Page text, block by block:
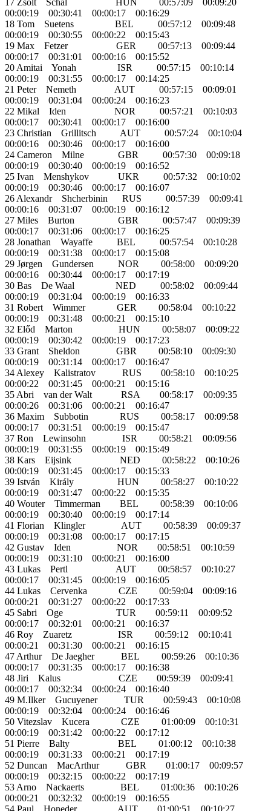
00:00:19 00:30:41 00:00:17 00:16:29
18 Tom Suetens BEL 00:57:12 00:09:48
00:00:19 00:30:55 00:00:22 00:15:43
19 Max Fetzer GER 00:57:13 00:09:44
00:00:17 00:31:01 00:00:16 00:15:52
20 Amitai Yonah ISR 00:57:15 00:10:14
00:00:19 00:31:55 00:00:17 00:14:25
21 Peter Nemeth AUT 00:57:15 00:09:01
00:00:19 00:31:04 00:00:24 00:16:23
22 Mikal Iden NOR 00:57:21 00:10:03
00:00:17 00:30:41 00:00:17 00:16:00
23 Christian Grillitsch AUT 00:57:24 00:10:04
00:00:16 00:30:46 00:00:17 00:16:00
24 Cameron Milne GBR 00:57:30 00:09:18
00:00:19 00:30:40 00:00:19 00:16:52
25 Ivan Menshykov UKR 00:57:32 00:10:02
00:00:19 00:30:46 00:00:17 00:16:07
26 Alexandr Shcherbinin RUS 00:57:39 00:09:41
00:00:16 00:31:07 00:00:19 00:16:12
27 Miles Burton GBR 00:57:47 00:09:39
00:00:17 00:31:06 00:00:17 00:16:25
28 Jonathan Wayaffe BEL 00:57:54 00:10:28
00:00:19 00:31:38 00:00:17 00:15:08
29 Jørgen Gundersen NOR 00:58:00 00:09:20
00:00:16 00:30:44 00:00:17 00:17:19
30 Bas De Waal NED 00:58:02 00:09:44
00:00:19 00:31:04 00:00:19 00:16:33
31 Robert Wimmer GER 00:58:04 00:10:22
00:00:19 00:31:48 00:00:21 00:15:10
32 Előd Marton HUN 00:58:07 00:09:22
00:00:19 00:30:42 00:00:19 00:17:23
33 Grant Sheldon GBR 00:58:10 00:09:30
00:00:19 00:31:14 00:00:17 00:16:47
34 Alexey Kalistratov RUS 00:58:10 00:10:25
00:00:22 00:31:45 00:00:21 00:15:16
35 Abri van der Walt RSA 00:58:17 00:09:35
00:00:26 00:31:06 00:00:21 00:16:47
36 Maxim Subbotin RUS 00:58:17 00:09:58
00:00:17 00:31:51 00:00:19 00:15:47
37 Ron Lewinsohn ISR 00:58:21 00:09:56
00:00:19 00:31:55 00:00:19 00:15:49
38 Kars Eijsink NED 00:58:22 00:10:26
00:00:19 00:31:45 00:00:17 00:15:33
39 István Király HUN 00:58:27 00:10:22
00:00:19 00:31:47 00:00:22 00:15:35
40 Wouter Timmerman BEL 00:58:39 00:10:06
00:00:19 00:30:40 00:00:19 00:17:14
41 Florian Klingler AUT 00:58:39 00:09:37
00:00:19 00:31:08 00:00:17 00:17:15
42 Gustav Iden NOR 00:58:51 00:10:59
00:00:19 00:31:10 00:00:21 00:16:00
43 Lukas Pertl AUT 00:58:57 00:10:27
00:00:17 00:31:45 00:00:19 00:16:05
44 Lukas Cervenka CZE 00:59:04 00:09:16
00:00:21 00:31:27 00:00:22 00:17:33
45 Sabri Oge TUR 00:59:11 00:09:52
00:00:17 00:32:01 00:00:21 00:16:37
46 Roy Zuaretz ISR 00:59:12 00:10:41
00:00:21 00:31:30 00:00:21 00:16:15
47 Arthur De Jaegher BEL 00:59:26 00:10:36
00:00:17 00:31:35 00:00:17 00:16:38
48 Jiri Kalus CZE 00:59:39 00:09:41
00:00:17 00:32:34 00:00:24 00:16:40
49 M.Ilker Gucuyener TUR 00:59:43 00:10:08
00:00:19 00:32:04 00:00:24 00:16:46
50 Vitezslav Kucera CZE 01:00:09 00:10:31
00:00:19 00:31:42 00:00:22 00:17:12
51 Pierre Balty BEL 01:00:12 00:10:38
00:00:19 00:31:33 00:00:21 00:17:19
52 Duncan MacArthur GBR 01:00:17 00:09:57
00:00:19 00:32:15 00:00:22 00:17:19
53 Arno Nackaerts BEL 01:00:36 00:10:26
00:00:21 00:32:32 00:00:19 00:16:55
54 Paul Honeder AUT 01:00:51 00:10:27